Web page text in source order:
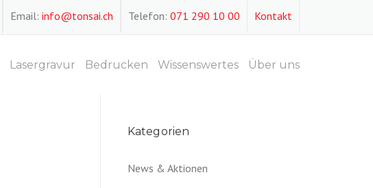
Kontakt
Telefon: 071 290 10 00
Email: info@tonsai.ch
Lasergravur Bedrucken Wissenswertes Über uns
Kategorien
News & Aktionen